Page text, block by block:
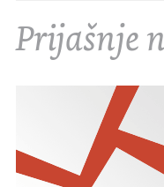
Prijašnje